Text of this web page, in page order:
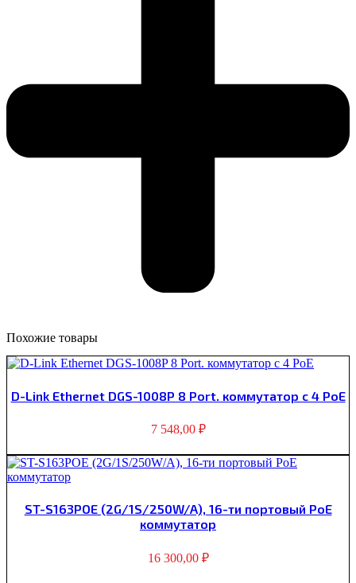
Похожие товары
D-Link Ethernet DGS-1008P 8 Port. коммутатор с 4 PoE
7 548,00 ₽
ST-S163POE (2G/1S/250W/A), 16-ти портовый PoE
коммутатор
16 300,00 ₽